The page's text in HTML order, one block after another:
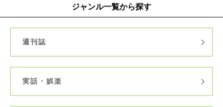
ジャンル一覧から探す
週刊誌
実話・娯楽